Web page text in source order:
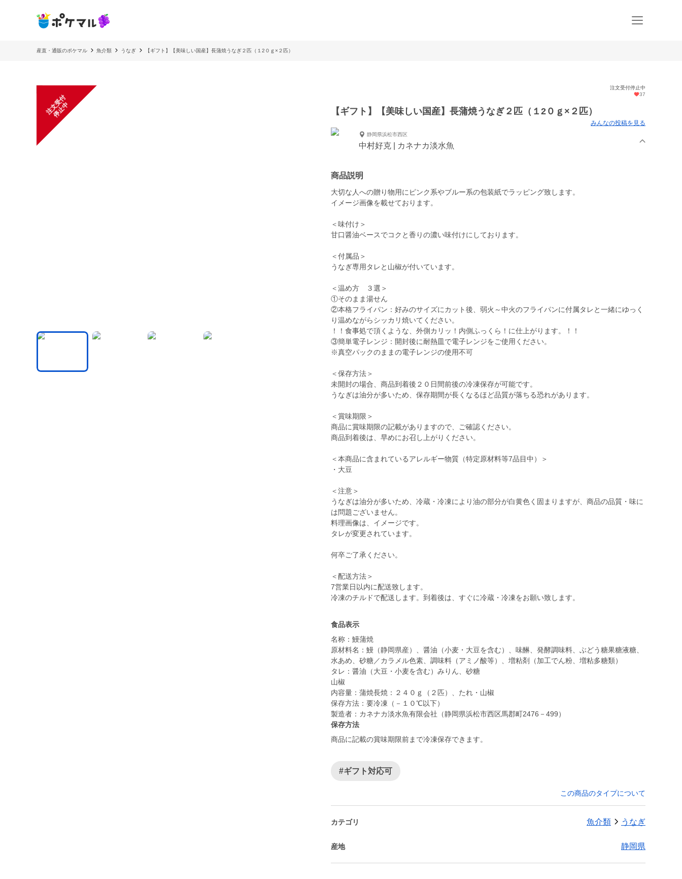
産直・通販のポケマル 魚介類 うなぎ 【ギフト】【美味しい国産】長蒲焼うなぎ２匹（１2０ｇ×２匹）
注
文
受
付
停
止
中
注文受付停止中
37
【ギフト】【美味しい国産】長蒲焼うなぎ２匹（１2０ｇ×２匹）
みんなの投稿を見る
静岡県浜松市西区
中村好克 | カネナカ淡水魚
商品説明
大切な人への贈り物用にピンク系やブルー系の包装紙でラッピング致します。
イメージ画像を載せております。
＜味付け＞
甘口醤油ベースでコクと香りの濃い味付けにしております。
＜付属品＞
うなぎ専用タレと山椒が付いています。
＜温め方 ３選＞
①そのまま湯せん
②本格フライパン：好みのサイズにカット後、弱火～中火のフライパンに付属タレと一緒にゆっく
り温めながらシッカリ焼いてください。
！！食事処で頂くような、外側カリッ！内側ふっくら！に仕上がります。！！
③簡単電子レンジ：開封後に耐熱皿で電子レンジをご使用ください。
※真空パックのままの電子レンジの使用不可
＜保存方法＞
未開封の場合、商品到着後２０日間前後の冷凍保存が可能です。
うなぎは油分が多いため、保存期間が長くなるほど品質が落ちる恐れがあります。
＜賞味期限＞
商品に賞味期限の記載がありますので、ご確認ください。
商品到着後は、早めにお召し上がりください。
＜本商品に含まれているアレルギー物質（特定原材料等7品目中）＞
・大豆
＜注意＞
うなぎは油分が多いため、冷蔵・冷凍により油の部分が白黄色く固まりますが、商品の品質・味に
は問題ございません。
料理画像は、イメージです。
タレが変更されています。
何卒ご了承ください。
＜配送方法＞
7営業日以内に配送致します。
食品表示
名称：鰻蒲焼
原材料名：鰻（静岡県産）、醤油（小麦・大豆を含む）、味醂、発酵調味料、ぶどう糖果糖液糖、
水あめ、砂糖／カラメル色素、調味料（アミノ酸等）、増粘剤（加工でん粉、増粘多糖類）
タレ：醤油（大豆・小麦を含む）みりん、砂糖
山椒
内容量：蒲焼長焼：２４０ｇ（２匹）、たれ・山椒
保存方法：要冷凍（－１０℃以下）
製造者：カネナカ淡水魚有限会社（静岡県浜松市西区馬郡町2476－499）
保存方法
商品に記載の賞味期限前まで冷凍保存できます。
#ギフト対応可
この商品のタイプについて
カテゴリ 魚介類 うなぎ
産地 静岡県